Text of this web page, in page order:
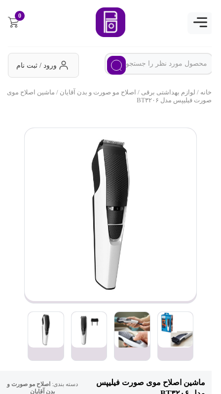
ورود / ثبت نام
خانه/لوازم بهداشتی برقی /اصلاح مو صورت و بدن آقایان/ ماشین اصلاح موی
صورت فیلیپس مدل BT۳۲۰۶
ماشین اصلاح موی صورت فیلیپس
دسته بندی:اصلاح مو صورت و
بدن آقایان